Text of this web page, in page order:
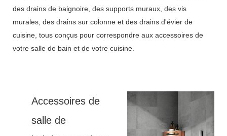
des drains de baignoire, des supports muraux, des vis
murales, des drains sur colonne et des drains d'évier de
cuisine, tous conçus pour correspondre aux accessoires de
votre salle de bain et de votre cuisine.
Accessoires de
salle de